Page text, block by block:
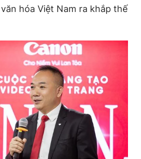
Liên hệ quảng cáo
0908 780 404
RSS Tòa soạn Chính sách bảo
Ngọc Toàn
trực: Hải Thành
Hiếu Dũng
Việt Hưng
Trung
hóa Việt Nam ra khắp thế